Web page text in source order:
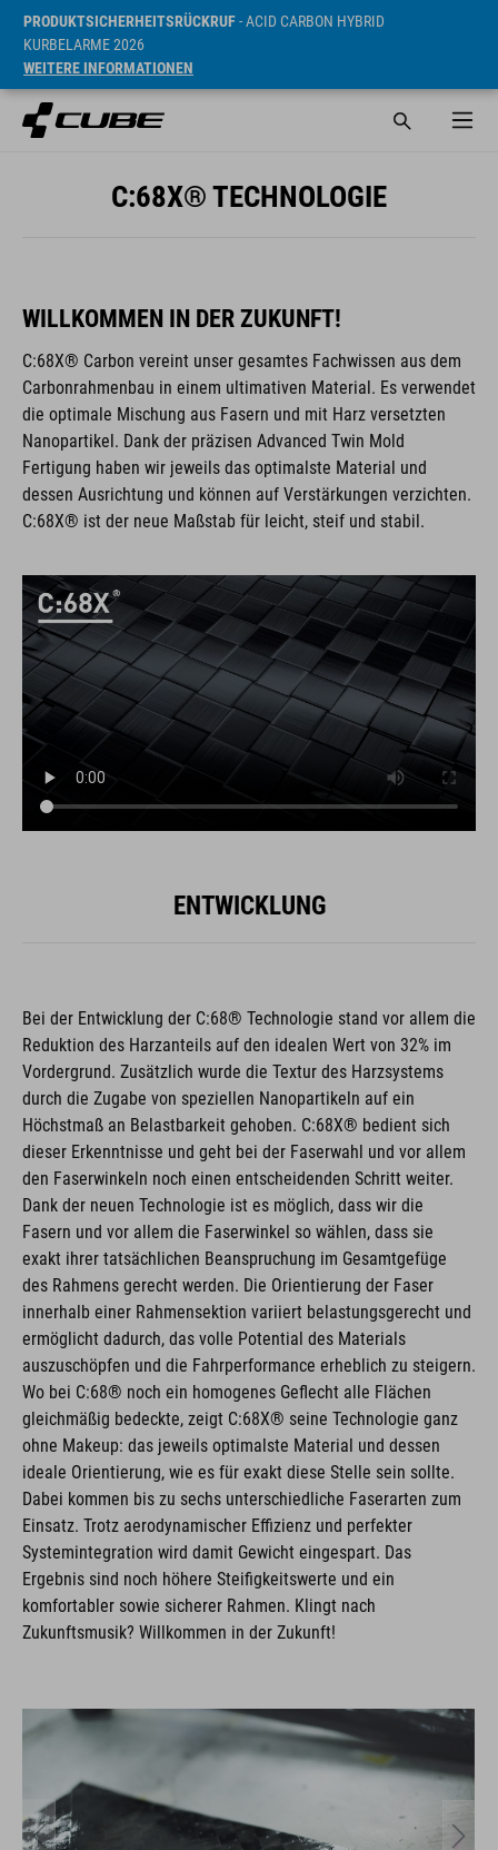
PRODUKTSICHERHEITSRÜCKRUF- ACID CARBON HYBRID
KURBELARME 2026
WEITERE INFORMATIONEN
C:68X® TECHNOLOGIE
WILLKOMMEN IN DER ZUKUNFT!
C:68X® Carbon vereint unser gesamtes Fachwissen aus dem
Carbonrahmenbau in einem ultimativen Material. Es verwendet
die optimale Mischung aus Fasern und mit Harz versetzten
Nanopartikel. Dank der präzisen Advanced Twin Mold
Fertigung haben wir jeweils das optimalste Material und
dessen Ausrichtung und können auf Verstärkungen verzichten.
C:68X® ist der neue Maßstab für leicht, steif und stabil.
ENTWICKLUNG
Bei der Entwicklung der C:68® Technologie stand vor allem die
Reduktion des Harzanteils auf den idealen Wert von 32% im
Vordergrund. Zusätzlich wurde die Textur des Harzsystems
durch die Zugabe von speziellen Nanopartikeln auf ein
Höchstmaß an Belastbarkeit gehoben. C:68X® bedient sich
dieser Erkenntnisse und geht bei der Faserwahl und vor allem
den Faserwinkeln noch einen entscheidenden Schritt weiter.
Dank der neuen Technologie ist es möglich, dass wir die
Fasern und vor allem die Faserwinkel so wählen, dass sie
exakt ihrer tatsächlichen Beanspruchung im Gesamtgefüge
des Rahmens gerecht werden. Die Orientierung der Faser
innerhalb einer Rahmensektion variiert belastungsgerecht und
ermöglicht dadurch, das volle Potential des Materials
auszuschöpfen und die Fahrperformance erheblich zu steigern.
Wo bei C:68® noch ein homogenes Geflecht alle Flächen
gleichmäßig bedeckte, zeigt C:68X® seine Technologie ganz
ohne Makeup: das jeweils optimalste Material und dessen
ideale Orientierung, wie es für exakt diese Stelle sein sollte.
Dabei kommen bis zu sechs unterschiedliche Faserarten zum
Einsatz. Trotz aerodynamischer Effizienz und perfekter
Systemintegration wird damit Gewicht eingespart. Das
Ergebnis sind noch höhere Steifigkeitswerte und ein
komfortabler sowie sicherer Rahmen. Klingt nach
Zukunftsmusik? Willkommen in der Zukunft!